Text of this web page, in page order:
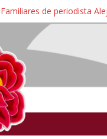
Familiares de periodista
Alertan pescadores de
Pescadores y comuneros
Un nuevo derrame de
🎧Capítulo 2 : CUIDAR A MI